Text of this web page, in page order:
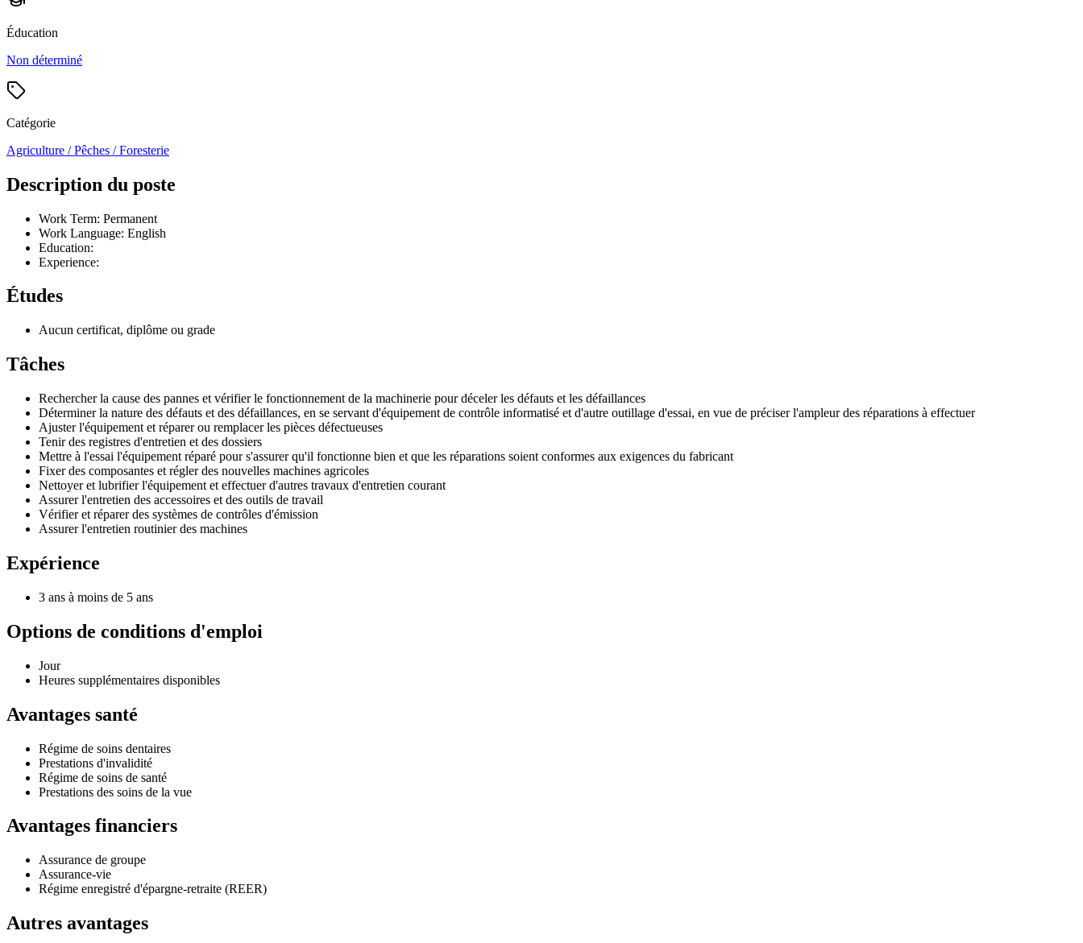
Éducation
Non déterminé
Catégorie
Agriculture / Pêches / Foresterie
Description du poste
Work Term: Permanent
Work Language: English
Education:
Experience:
Études
Aucun certificat, diplôme ou grade
Tâches
Rechercher la cause des pannes et vérifier le fonctionnement de la machinerie pour déceler les défauts et les défaillances
Déterminer la nature des défauts et des défaillances, en se servant d'équipement de contrôle informatisé et d'autre outillage d'essai, en vue de préciser l'ampleur des réparations à effectuer
Ajuster l'équipement et réparer ou remplacer les pièces défectueuses
Tenir des registres d'entretien et des dossiers
Mettre à l'essai l'équipement réparé pour s'assurer qu'il fonctionne bien et que les réparations soient conformes aux exigences du fabricant
Fixer des composantes et régler des nouvelles machines agricoles
Nettoyer et lubrifier l'équipement et effectuer d'autres travaux d'entretien courant
Assurer l'entretien des accessoires et des outils de travail
Vérifier et réparer des systèmes de contrôles d'émission
Assurer l'entretien routinier des machines
Expérience
3 ans à moins de 5 ans
Options de conditions d'emploi
Jour
Heures supplémentaires disponibles
Avantages santé
Régime de soins dentaires
Prestations d'invalidité
Régime de soins de santé
Prestations des soins de la vue
Avantages financiers
Assurance de groupe
Assurance-vie
Régime enregistré d'épargne-retraite (REER)
Autres avantages